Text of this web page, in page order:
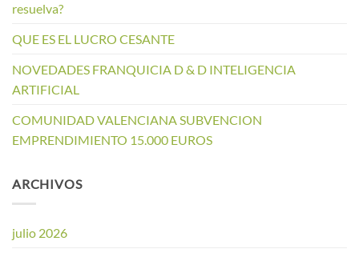
resuelva?
QUE ES EL LUCRO CESANTE
NOVEDADES FRANQUICIA D & D INTELIGENCIA
ARTIFICIAL
COMUNIDAD VALENCIANA SUBVENCION
EMPRENDIMIENTO 15.000 EUROS
ARCHIVOS
julio 2026